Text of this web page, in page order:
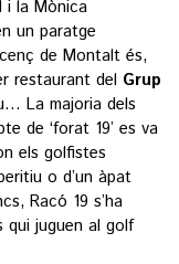
i la Mònica
un paratge
de Montalt és,
restaurant del Grup
La majoria dels
de ‘forat 19’ es va
els golfistes
o d’un àpat
Racó 19 s’ha
juguen al golf